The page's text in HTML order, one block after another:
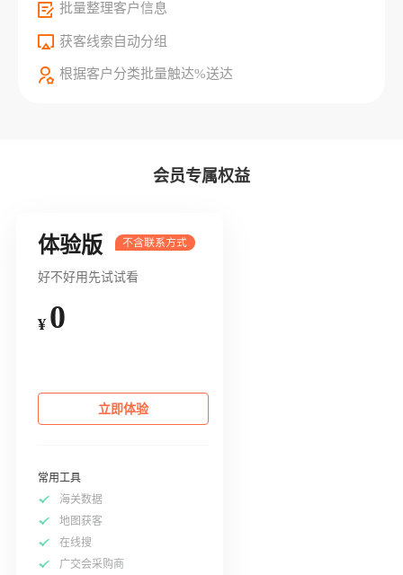
批量整理客户信息
获客线索自动分组
根据客户分类批量触达%送达
会员专属权益
体验版
好不好用先试试看
¥ 0
立即体验
常用工具
海关数据
地图获客
在线搜
广交会采购商